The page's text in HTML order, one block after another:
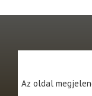
Az oldal